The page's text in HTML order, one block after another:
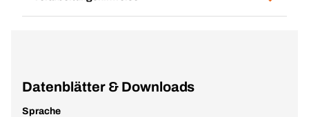
Datenblätter & Downloads
Sprache